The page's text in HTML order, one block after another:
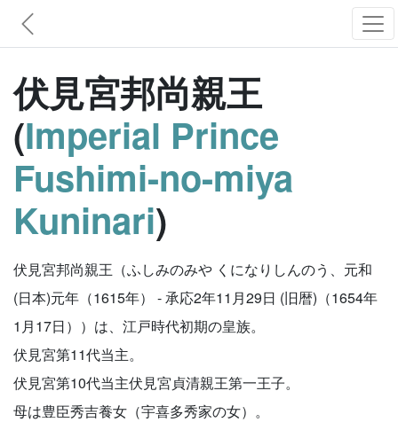
伏見宮邦尚親王
(Imperial Prince
Fushimi-no-miya
Kuninari)
伏見宮邦尚親王（ふしみのみや くになりしんのう、元和
(日本)元年（1615年） - 承応2年11月29日 (旧暦)（1654年
1月17日））は、江戸時代初期の皇族。
伏見宮第11代当主。
伏見宮第10代当主伏見宮貞清親王第一王子。
母は豊臣秀吉養女（宇喜多秀家の女）。